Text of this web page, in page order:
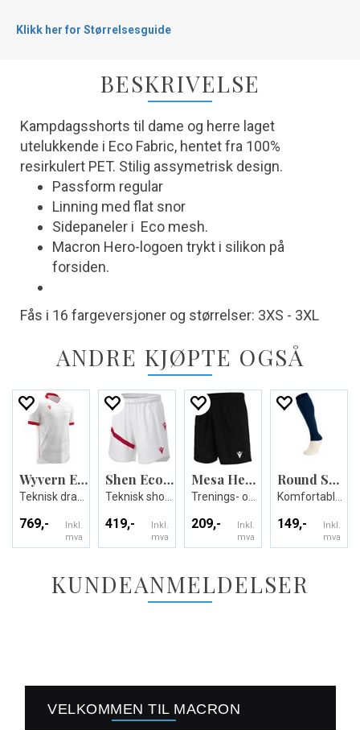
Klikk her for Størrelsesguide
BESKRIVELSE
Kampdagsshorts til dame og herre laget
utelukkende i Eco Fabric, hentet fra 100%
resirkulert PET. Stilig assymetrisk design.
Passform regular
Linning med flat snor
Sidepaneler i Eco mesh.
Macron Hero-logoen trykt i silikon på
forsiden.
Fås i 16 fargeversjoner og størrelser: 3XS - 3XL
ANDRE KJØPTE OGSÅ
Wyvern Eco Match Day Shirt
769,-
Inkl.
mva
Shen Eco Match Day Shorts
419,-
Inkl.
mva
Mesa Hero Short
209,-
Inkl.
mva
Round Socks Evo
149,-
Inkl.
mva
KUNDEANMELDELSER
VELKOMMEN TIL MACRON